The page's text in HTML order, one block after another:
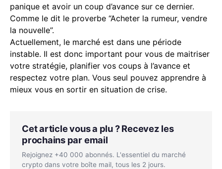
panique et avoir un coup d’avance sur ce dernier.
Comme le dit le proverbe “Acheter la rumeur, vendre
la nouvelle”.
Actuellement, le marché est dans une période
instable. Il est donc important pour vous de maitriser
votre stratégie, planifier vos coups à l’avance et
respectez votre plan. Vous seul pouvez apprendre à
mieux vous en sortir en situation de crise.
Cet article vous a plu ? Recevez les
prochains par email
Rejoignez +40 000 abonnés. L'essentiel du marché
crypto dans votre boîte mail, tous les 2 jours.